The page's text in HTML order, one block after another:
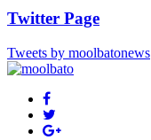
Twitter Page
Tweets by moolbatonews